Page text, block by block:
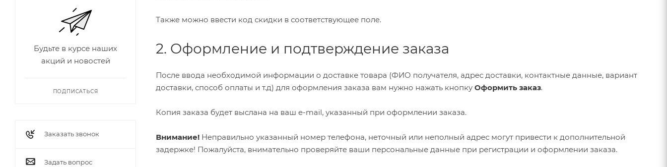
Также можно ввести код скидки в соответствующее поле.
2. Оформление и подтверждение заказа
После ввода необходимой информации о доставке товара (ФИО получателя, адрес доставки, контактные данные, вариант
доставки, способ оплаты и т.д) для оформления заказа вам нужно нажать кнопку Оформить заказ.
Копия заказа будет выслана на ваш e-mail, указанный при оформлении заказа.
Внимание! Неправильно указанный номер телефона, неточный или неполный адрес могут привести к дополнительной
задержке! Пожалуйста, внимательно проверяйте ваши персональные данные при регистрации и оформлении заказа.
Будьте в курсе наших
акций и новостей
ПОДПИСАТЬСЯ
Заказать звонок
Задать вопрос